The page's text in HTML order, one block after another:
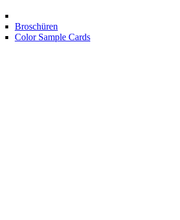
Broschüren
Color Sample Cards